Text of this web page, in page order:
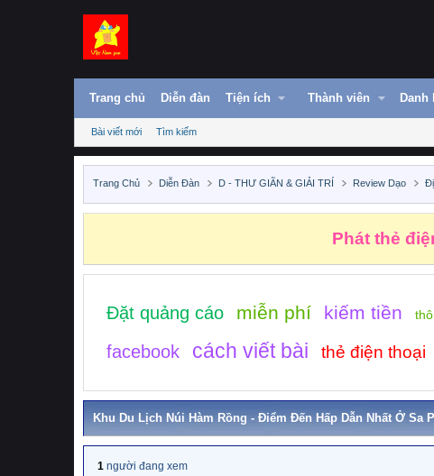
Trang chủ Diễn đàn Tiện ích Thành viên Danh
Bài viết mới Tìm kiếm
Trang Chủ Diễn Đàn D - THƯ GIÃN & GIẢI TRÍ Review Dạo
Những
Đặt quảng cáo miễn phí kiếm tiền
facebook cách viết bài thẻ điện thoại
Khu Du Lịch Núi Hàm Rồng - Điểm Đến Hấp Dẫn Nhất Ở Sa
1 người đang xem